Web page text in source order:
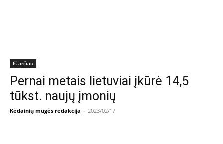
Iš arčiau
Pernai metais lietuviai įkūrė 14,5
tūkst. naujų įmonių
Kėdainių mugės redakcija - 2023/02/17